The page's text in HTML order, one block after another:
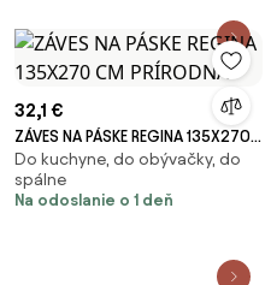
32,1 €
ZÁVES NA PÁSKE REGINA 135X270
CM PRÍRODNÁ
Do kuchyne, do obývačky, do
spálne
Na odoslanie o 1 deň